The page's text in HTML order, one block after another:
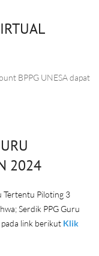
BPPG UNESA dapat
2024
Tertentu Piloting 3
Serdik PPG Guru
link berikut Klik